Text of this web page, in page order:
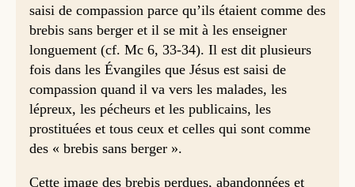
saisi de compassion parce qu’ils étaient comme des
brebis sans berger et il se mit à les enseigner
longuement (cf. Mc 6, 33-34). Il est dit plusieurs
fois dans les Évangiles que Jésus est saisi de
compassion quand il va vers les malades, les
lépreux, les pécheurs et les publicains, les
prostituées et tous ceux et celles qui sont comme
des « brebis sans berger ».
Cette image des brebis perdues, abandonnées et